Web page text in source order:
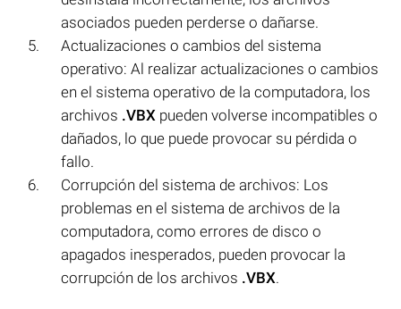
asociados pueden perderse o dañarse.
Actualizaciones o cambios del sistema
operativo: Al realizar actualizaciones o cambios
en el sistema operativo de la computadora, los
archivos .VBX pueden volverse incompatibles o
dañados, lo que puede provocar su pérdida o
fallo.
Corrupción del sistema de archivos: Los
problemas en el sistema de archivos de la
computadora, como errores de disco o
apagados inesperados, pueden provocar la
corrupción de los archivos .VBX.